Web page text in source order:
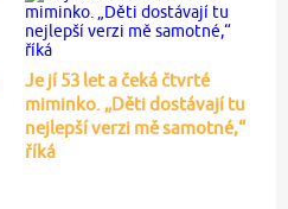
Je jí 53 let a čeká čtvrté
miminko. „Děti dostávají tu
nejlepší verzi mě samotné,“
říká